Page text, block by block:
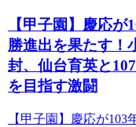
【甲子園】慶応が
勝進出を果たす！
封、仙台育英と
を目指す激闘
【甲子園】慶応が103